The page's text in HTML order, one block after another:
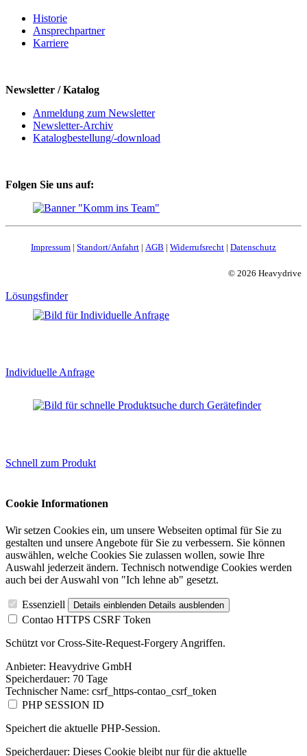
Historie
Ansprechpartner
Karriere
Newsletter / Katalog
Anmeldung zum Newsletter
Newsletter-Archiv
Katalogbestellung/-download
Folgen Sie uns auf:
Impressum | Standort/Anfahrt | AGB | Widerrufsrecht | Datenschutz
© 2026 Heavydrive
Lösungsfinder
Individuelle Anfrage
Schnell zum Produkt
Cookie Informationen
Wir setzen Cookies ein, um unsere Webseiten optimal für Sie zu
gestalten und unsere Angebote für Sie zu verbessern. Sie können
auswählen, welche Cookies Sie zulassen wollen, sowie Ihre
Auswahl jederzeit ändern. Technisch notwendige Cookies werden
auch bei der Auswahl von "Ich lehne ab" gesetzt.
Essenziell Details einblenden Details ausblenden
Contao HTTPS CSRF Token
Schützt vor Cross-Site-Request-Forgery Angriffen.
Anbieter: Heavydrive GmbH
Speicherdauer: 70 Tage
Technischer Name: csrf_https-contao_csrf_token
PHP SESSION ID
Speichert die aktuelle PHP-Session.
Speicherdauer: Dieses Cookie bleibt nur für die aktuelle